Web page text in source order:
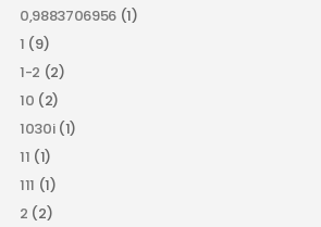
0,9883706956 (1)
1 (9)
1-2 (2)
10 (2)
1030i(1)
11 (1)
111 (1)
2 (2)